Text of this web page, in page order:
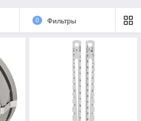
0 Фильтры